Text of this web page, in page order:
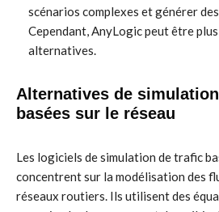
scénarios complexes et générer
Cependant, AnyLogic peut être plus
alternatives.
Alternatives de
basées sur le réseau
Les logiciels de simulation de trafic
concentrent sur la modélisation des
réseaux routiers. Ils utilisent des